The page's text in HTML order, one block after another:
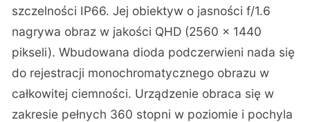
szczelności IP66. Jej obiektyw o jasności f/1.6
nagrywa obraz w jakości QHD (2560 x 1440
pikseli). Wbudowana dioda podczerwieni nada się
do rejestracji monochromatycznego obrazu w
całkowitej ciemności. Urządzenie obraca się w
zakresie pełnych 360 stopni w poziomie i pochyla